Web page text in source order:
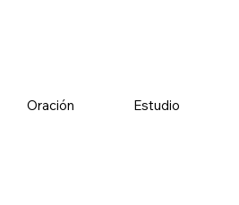
Oración Estudio